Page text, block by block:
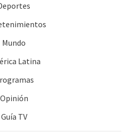
Mundo
Latina
Opinión
Guía TV